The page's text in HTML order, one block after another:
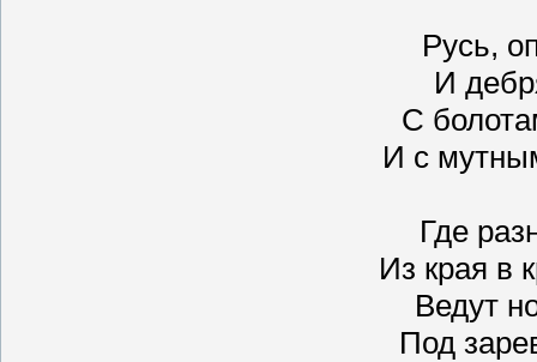
Русь,
И
С
И с
Где
Из края в
Ведут
Под